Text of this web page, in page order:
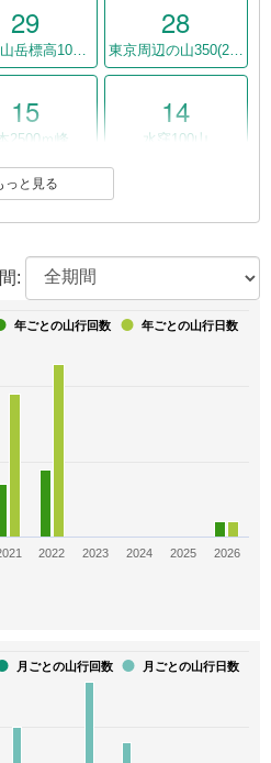
29 28
東京周辺の山350(2010年）
15
2500ｍ峰
14
水窪100山
11
州百名山 甲信越百名山
10
本百名山 長野県の名峰百選
8 7
7
京百名山
7
白籏史朗の百一名山
7
っと見る
:
年ごとの山行回数 年ごとの山行日数
2022 2023 2024 2025 2026
月ごとの山行回数 月ごとの山行日数